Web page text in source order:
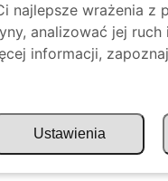
najlepsze wrażenia z
analizować jej ruch
informacji,
Ustawienia